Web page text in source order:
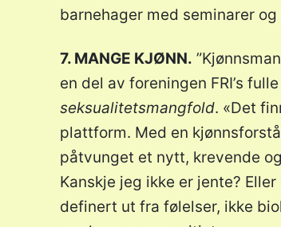
barnehager med seminarer
7. MANGE KJØNN.
en del av foreningen FRI’s
seksualitetsmangfold. «Det
plattform. Med en
påtvunget et nytt, krevende
Kanskje jeg ikke er jente?
definert ut fra følelser, ikke